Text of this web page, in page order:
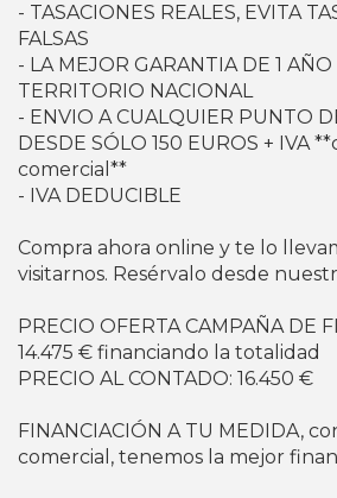
- TASACIONES REALES, EVITA
FALSAS
- LA MEJOR GARANTIA DE 1
TERRITORIO NACIONAL
- ENVIO A CUALQUIER PUNTO
DESDE SÓLO 150 EUROS + IVA
comercial**
- IVA DEDUCIBLE
Compra ahora online y te lo
visitarnos. Resérvalo desde
PRECIO OFERTA CAMPAÑA DE
14.475 € financiando la totalidad
PRECIO AL CONTADO: 16.450 €
FINANCIACIÓN A TU MEDIDA,
comercial, tenemos la mejor